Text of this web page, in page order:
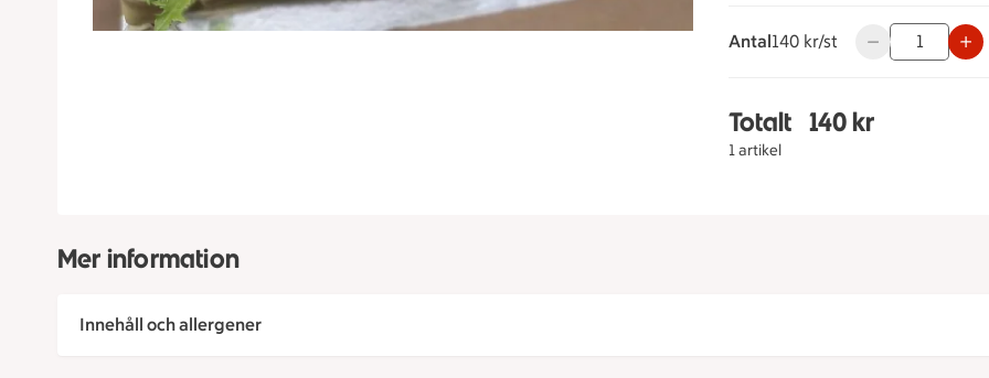
Antal
140 kronor styck
140 kr/st Använd
Totalt
1 artikel
Totalt 1 stycken
140 kr
Mer information
Innehåll och allergener